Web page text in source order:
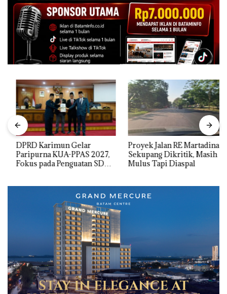
DPRD Karimun Gelar
Paripurna KUA-PPAS 2027,
Fokus pada Penguatan SDM,
Proyek Jalan RE Martadinata
Sekupang Dikritik, Masih
Mulus Tapi Diaspal